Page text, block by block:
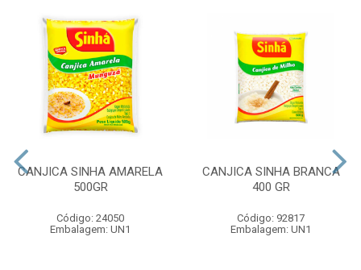
CANJICA SINHA AMARELA
500GR
Código: 24050
Embalagem: UN1
CANJICA SINHA BRANCA
400 GR
Código: 92817
Embalagem: UN1